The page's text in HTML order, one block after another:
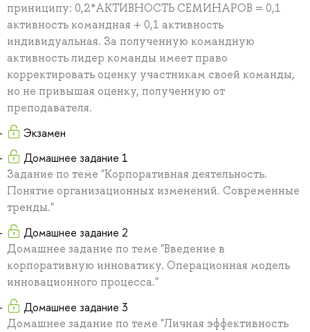
приниципу: 0,2*АКТИВНОСТЬ СЕМИНАРОВ = 0,1
активность командная + 0,1 активность
индивидуальная. За полученную командную
активность лидер команды имеет право
корректировать оценку участникам своей команды,
но не привышая оценку, полученную от
преподавателя.
Экзамен
Домашнее задание 1
Задание по теме "Корпоративная деятельность.
Понятие организационных изменений. Современные
тренды."
Домашнее задание 2
Домашнее задание по теме "Введение в
корпоративную инноватику. Операционная модель
инновационного процесса."
Домашнее задание 3
Домашнее задание по теме "Личная эффективность